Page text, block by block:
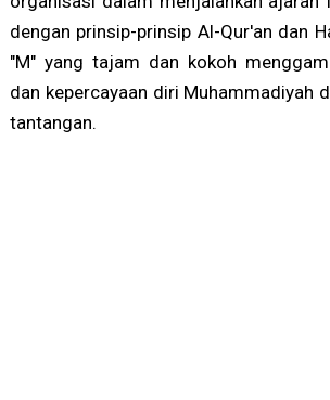
dengan prinsip-prinsip Al-Qur'an dan
"M" yang tajam dan kokoh
dan kepercayaan diri Muhammadiyah
tantangan.